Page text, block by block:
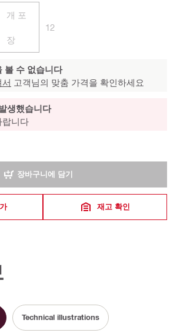
개 포
장
12
볼 수 없습니다
고객님의 맞춤 가격을 확인하세요
생했습니다
랍니다
장바구니에 담기
재고 확인
Technical illustrations